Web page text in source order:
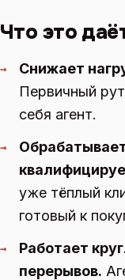
Что это
→
Снижает
Первичный
себя агент.
→
уже тёплый
готовый к
→
Работает
перерывов.